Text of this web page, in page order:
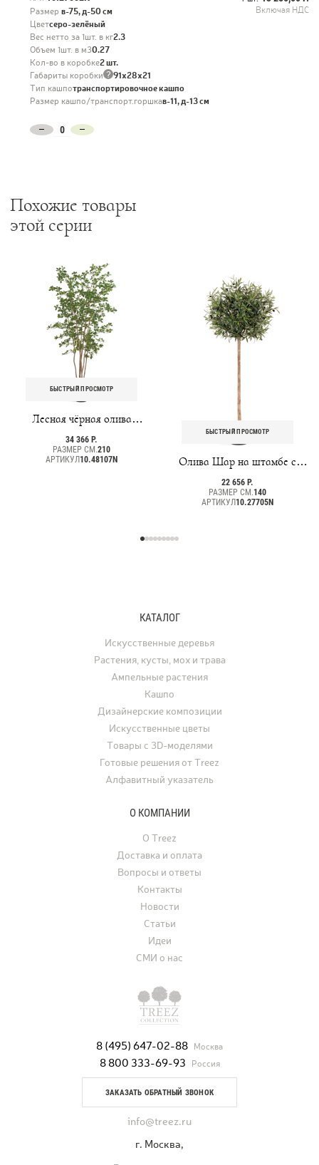
Размер в-75, д-50 см
Включая НДС
Цветсеро-зелёный
Вес нетто за 1шт. в кг2.3
Объем 1шт. в м30.27
Кол-во в коробке2 шт.
Габариты коробки ? 91х28х21
Тип кашпотранспортировочное кашпо
Размер кашпо/транспорт.горшкав-11, д-13 см
Похожие товары
этой серии
БЫСТРЫЙ ПРОСМОТР
Лесная чёрная олива
Ориентал
34 366 Р.
РАЗМЕР СМ.210
АРТИКУЛ10.48107N
БЫСТРЫЙ ПРОСМОТР
Олива Шар на штамбе с
плодами
22 656 Р.
РАЗМЕР СМ.140
АРТИКУЛ10.27705N
8 (495) 647-02-88 Москва
8 800 333-69-93 Россия
ЗАКАЗАТЬ ОБРАТНЫЙ ЗВОНОК
info@treez.ru
г. Москва,
КАТАЛОГ
Искусственные деревья
Растения, кусты, мох и трава
Ампельные растения
Кашпо
Дизайнерские композиции
Искусственные цветы
Товары с 3D-моделями
Готовые решения от Treez
Алфавитный указатель
О КОМПАНИИ
О Treez
Доставка и оплата
Вопросы и ответы
Контакты
Новости
Статьи
Идеи
СМИ о нас